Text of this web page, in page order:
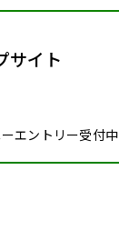
サイト
エントリー受付中